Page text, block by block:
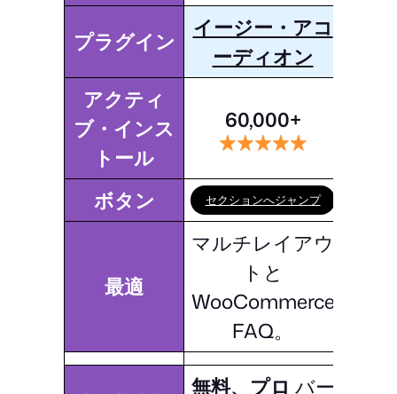
プラグイン
イージー・アコ
ーディオン
アクティ
ブ・インス
トール
60,000+
ボタン セクションへジャンプ
最適
マルチレイアウ
トと
WooCommerce
FAQ。
無料、プロ バー